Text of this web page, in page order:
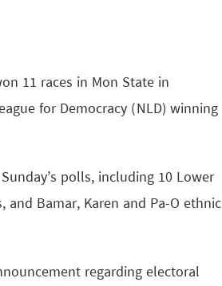
11 races in Mon State in
for Democracy (NLD) winning
polls, including 10 Lower
Bamar, Karen and Pa-O ethnic
regarding electoral